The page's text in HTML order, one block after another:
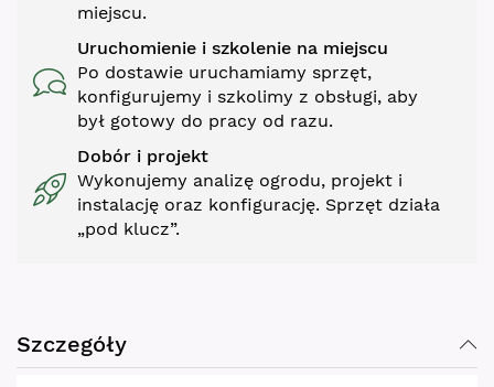
miejscu.
Uruchomienie i szkolenie na miejscu
Po dostawie uruchamiamy sprzęt,
konfigurujemy i szkolimy z obsługi, aby
był gotowy do pracy od razu.
Dobór i projekt
Wykonujemy analizę ogrodu, projekt i
instalację oraz konfigurację. Sprzęt działa
„pod klucz”.
Szczegóły